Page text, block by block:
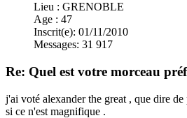
Lieu : GRENOBLE
Age : 47
Inscrit(e): 01/11/2010
Messages: 31 917
Re: Quel est votre morceau
j'ai voté alexander the great , que dire
si ce n'est magnifique .